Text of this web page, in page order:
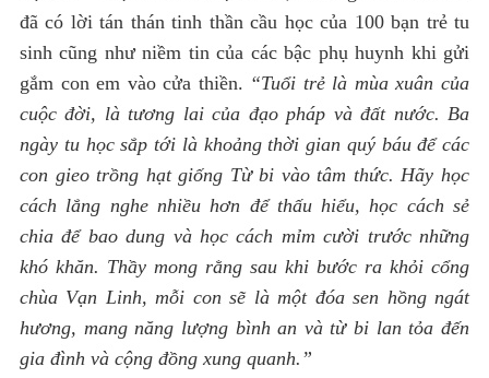
đã có lời tán thán tinh thần cầu học của 100 bạn trẻ tu
sinh cũng như niềm tin của các bậc phụ huynh khi gửi
gắm con em vào cửa thiền. “Tuổi trẻ là mùa xuân của
cuộc đời, là tương lai của đạo pháp và đất nước. Ba
ngày tu học sắp tới là khoảng thời gian quý báu để các
con gieo trồng hạt giống Từ bi vào tâm thức. Hãy học
cách lắng nghe nhiều hơn để thấu hiểu, học cách sẻ
chia để bao dung và học cách mỉm cười trước những
khó khăn. Thầy mong rằng sau khi bước ra khỏi cổng
chùa Vạn Linh, mỗi con sẽ là một đóa sen hồng ngát
hương, mang năng lượng bình an và từ bi lan tỏa đến
gia đình và cộng đồng xung quanh.”